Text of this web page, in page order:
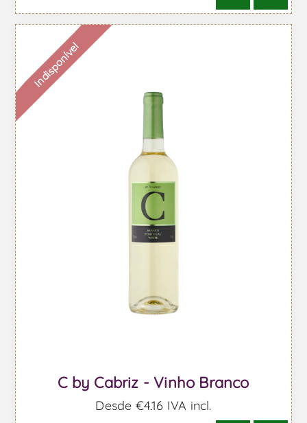
Indisponível
C by Cabriz - Vinho Branco
Desde €4,16 IVA incl.